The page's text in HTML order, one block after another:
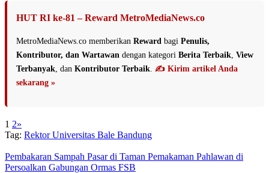
HUT RI ke-81 – Reward MetroMediaNews.co
MetroMediaNews.co memberikan Reward bagi Penulis,
Kontributor, dan Wartawan dengan kategori Berita Terbaik View
Terbanyak , dan Kontributor Terbaik ✍️ Kirim artikel Anda
sekarang »
1 2»
Tag: Rektor Universitas Bale Bandung
Pembakaran Sampah Pasar di Taman Pemakaman Pahlawan di
Persoalkan Gabungan Ormas FSB